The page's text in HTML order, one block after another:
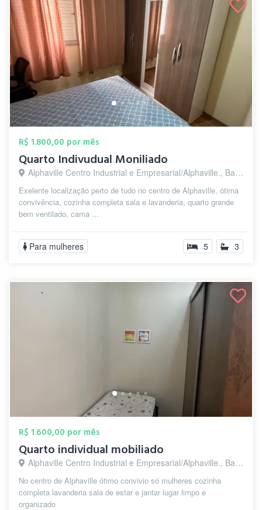
R$ 1.800,00 por mês
Quarto Indivudual Moniliado
Alphaville Centro Industrial e Empresarial/Alphaville., Barueri - SP
Exelente localização perto de tudo no centro de Alphaville, ótima
convivência, cozinha completa sala e lavanderia, quarto grande
bem ventilado, cama ...
Para mulheres 5 3
R$ 1.600,00 por mês
Quarto individual mobiliado
Alphaville Centro Industrial e Empresarial/Alphaville., Barueri - SP
No centro de Alphaville ótimo convivio só mulheres cozinha
completa lavanderia sala de estar e jantar lugar limpo e
organizado